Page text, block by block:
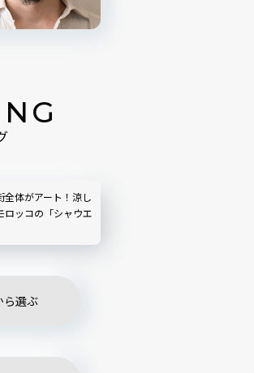
全体がアート！涼し
ロッコの「シャウエ
ら選ぶ